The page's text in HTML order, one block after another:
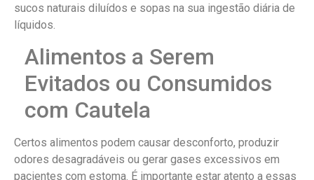
sucos naturais diluídos e sopas na sua ingestão diária de
líquidos.
Alimentos a Serem
Evitados ou Consumidos
com Cautela
Certos alimentos podem causar desconforto, produzir
odores desagradáveis ou gerar gases excessivos em
pacientes com estoma. É importante estar atento a essas